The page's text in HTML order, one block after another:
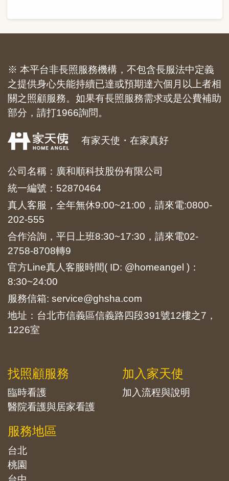
※ 本平台非長照服務機構，不包含長服法中定義
之提供身心失能持續已達或預期達六個月以上者相
關之照顧服務。如果有長照服務需求或是公費補助
部分，請打1966詢問。
有家天使・在家真好
公司名稱：廣和順科技股份有限公司
統一編號：52870464
真人客服，全年無休9:00~21:00，請來電:0800-
202-555
合作洽詢，平日上班8:30~17:30，請來電02-
2758-8708轉9
官方Line真人客服時間( ID: @homeangel )：
8:30~24:00
服務信箱: service@ghsha.com
地址：台北市信義區信義路四段391號12樓之7，
1226室
找照顧服務
臨時看護
醫院看護與居家看護
服務地區
台北
桃園
加入家天使
加入流程與說明